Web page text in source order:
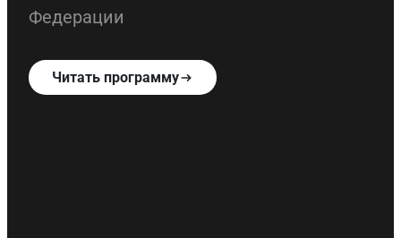
Федерации
Читать программу